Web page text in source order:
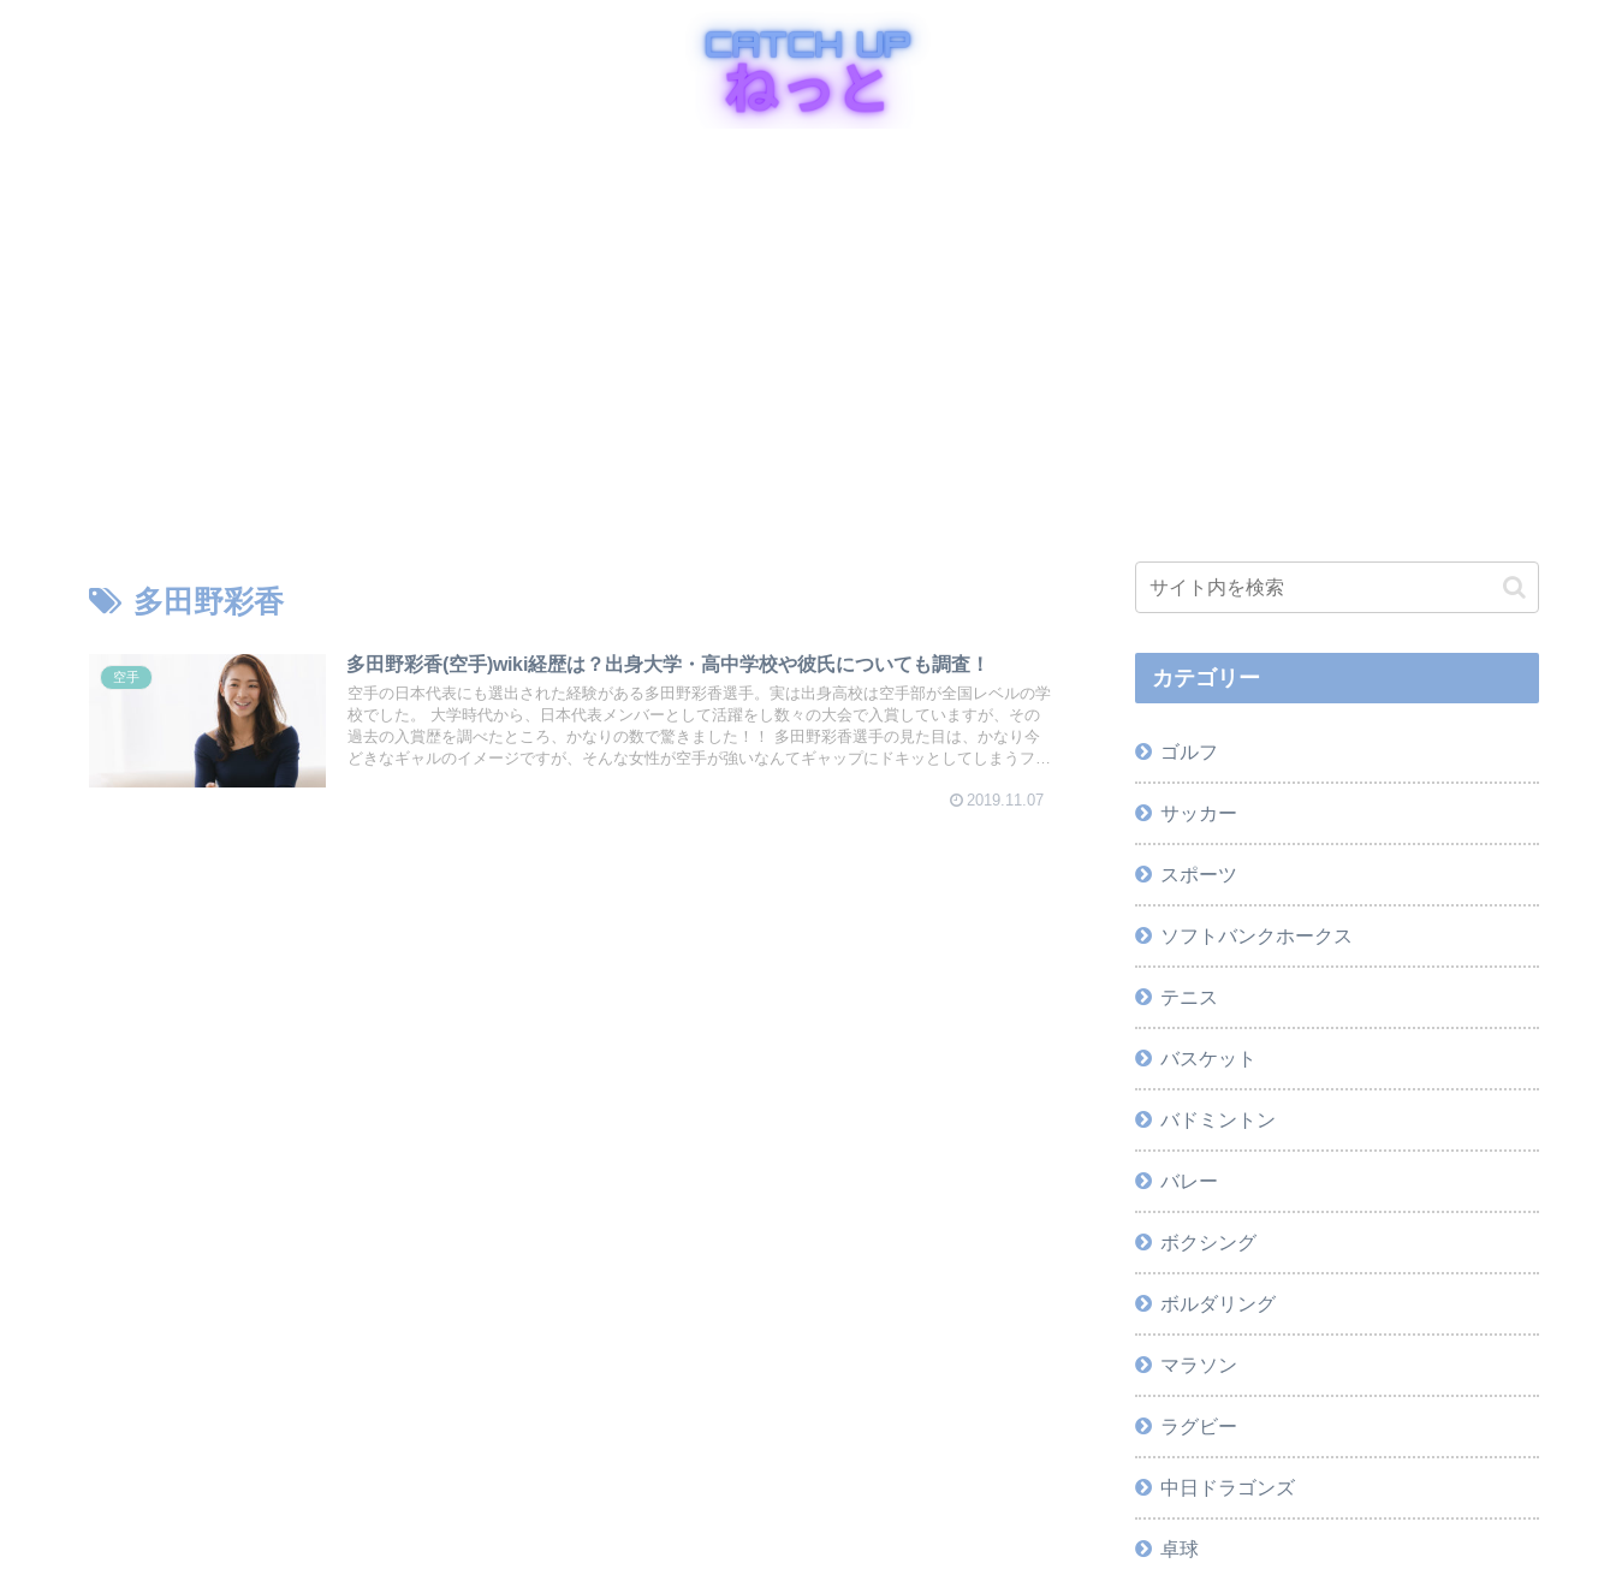
多田野彩香
空手
多田野彩香(空手)wiki経歴は？出身大学・高中学校や彼氏についても調査！
空手の日本代表にも選出された経験がある多田野彩香選手。実は出身高校は空手部が全国レベルの学
校でした。 大学時代から、日本代表メンバーとして活躍をし数々の大会で入賞していますが、その
過去の入賞歴を調べたところ、かなりの数で驚きました！！ 多田野彩香選手の見た目は、かなり今
どきなギャルのイメージですが、そんな女性が空手が強いなんてギャップにドキッとしてしまうファ
2019.11.07
カテゴリー
ゴルフ
サッカー
スポーツ
ソフトバンクホークス
テニス
バスケット
バドミントン
バレー
ボクシング
ボルダリング
マラソン
ラグビー
中日ドラゴンズ
卓球